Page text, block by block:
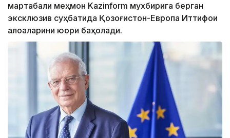
мартабали меҳмон Kazinform мухбирига берган
эксклюзив суҳбатида Қозоғистон-Европа Иттифоқи
алоқаларини юқори баҳолади.